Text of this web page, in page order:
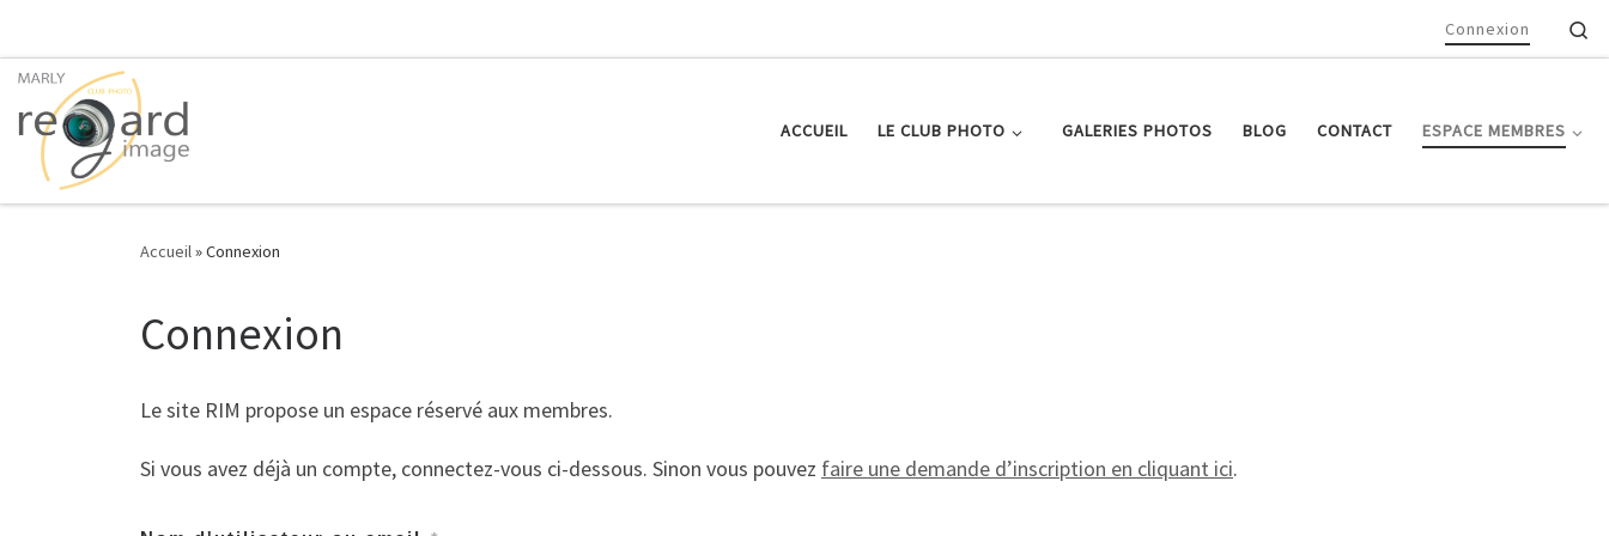
Connexion
ACCUEIL LE CLUB PHOTO GALERIES PHOTOS BLOG CONTACT ESPACE MEMBRES
Accueil»Connexion
Connexion
Le site RIM propose un espace réservé aux membres.
Si vous avez déjà un compte, connectez-vous ci-dessous. Sinon vous pouvez faire une demande d’inscription en cliquant ici.